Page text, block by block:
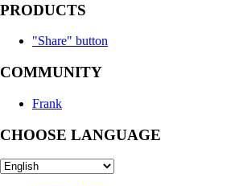
PRODUCTS
"Share" button
COMMUNITY
Frank
CHOOSE LANGUAGE